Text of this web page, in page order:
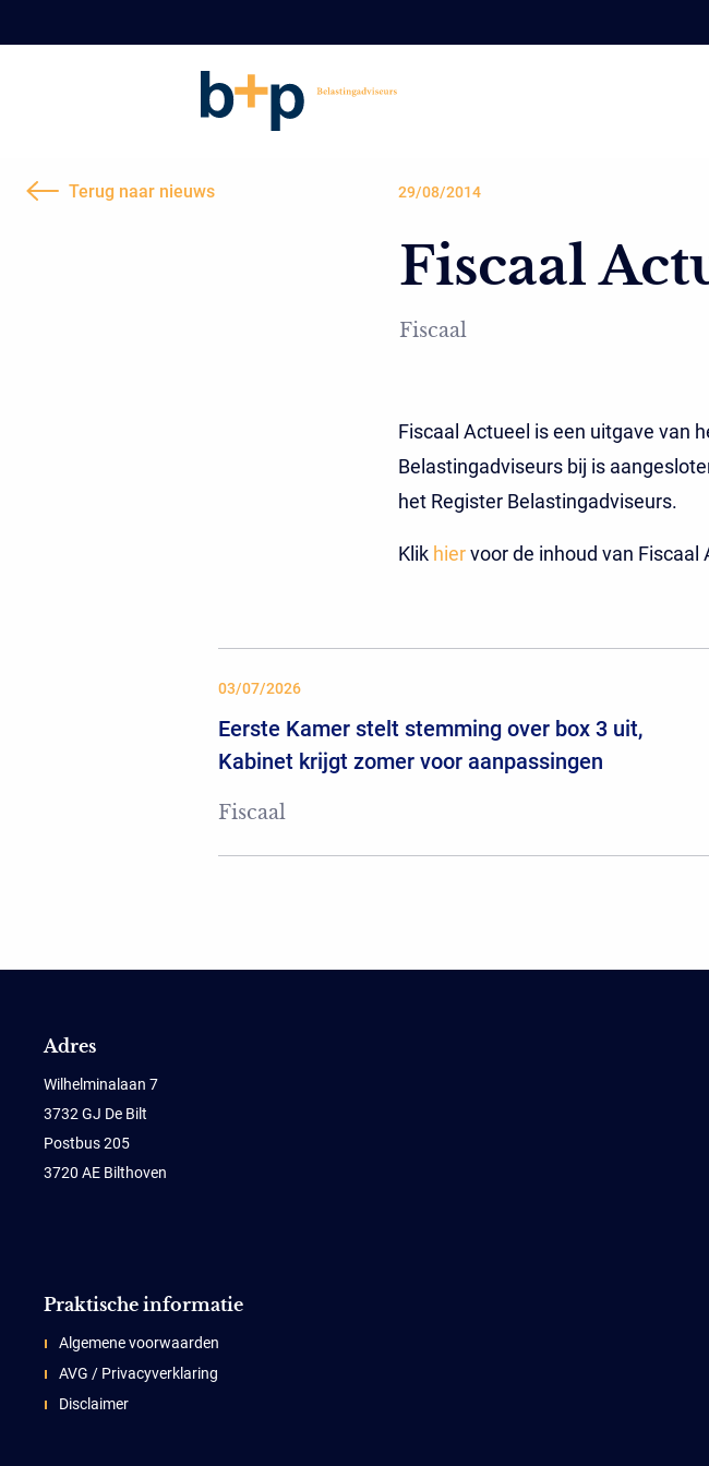
Terug naar nieuws 29/08/2014
Fiscaal
Fiscaal
Fiscaal Actueel is een uitgave van
Belastingadviseurs bij is
het Register Belastingadviseurs.
Klik hiervoor de inhoud van Fiscaal
03/07/2026
Eerste Kamer stelt stemming over box 3 uit,
Kabinet krijgt zomer voor aanpassingen
Fiscaal
Adres
Wilhelminalaan 7
3732 GJ De Bilt
Postbus 205
3720 AE Bilthoven
Praktische informatie
Algemene voorwaarden
AVG / Privacyverklaring
Disclaimer